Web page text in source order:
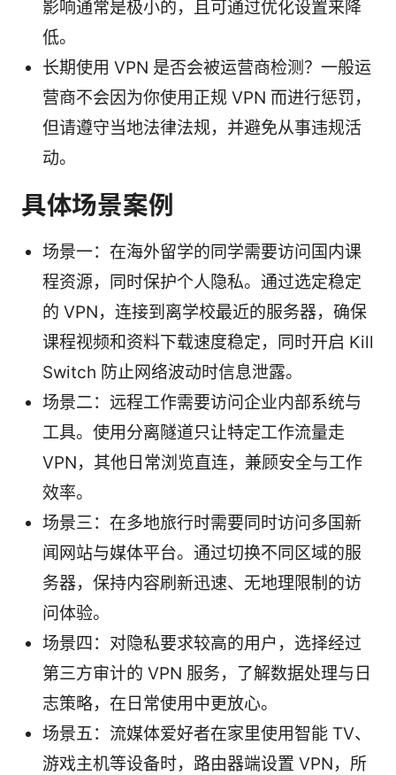
影响通常是极小的，且可通过优化设置来降
低。
长期使用 VPN 是否会被运营商检测？一般运
营商不会因为你使用正规 VPN 而进行惩罚，
但请遵守当地法律法规，并避免从事违规活
动。
具体场景案例
场景一：在海外留学的同学需要访问国内课
程资源，同时保护个人隐私。通过选定稳定
的 VPN，连接到离学校最近的服务器，确保
课程视频和资料下载速度稳定，同时开启 Kill
Switch 防止网络波动时信息泄露。
场景二：远程工作需要访问企业内部系统与
工具。使用分离隧道只让特定工作流量走
VPN，其他日常浏览直连，兼顾安全与工作
效率。
场景三：在多地旅行时需要同时访问多国新
闻网站与媒体平台。通过切换不同区域的服
务器，保持内容刷新迅速、无地理限制的访
问体验。
场景四：对隐私要求较高的用户，选择经过
第三方审计的 VPN 服务，了解数据处理与日
志策略，在日常使用中更放心。
场景五：流媒体爱好者在家里使用智能 TV、
游戏主机等设备时，路由器端设置 VPN，所